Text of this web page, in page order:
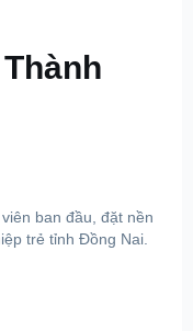
ban đầu, đặt nền
trẻ tỉnh Đồng Nai.